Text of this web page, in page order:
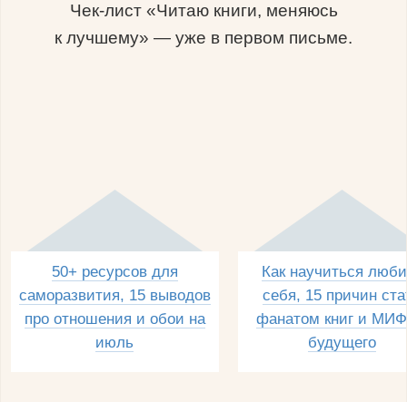
Чек-лист «Читаю книги, меняюсь
к лучшему» — уже в первом письме.
50+ ресурсов для
саморазвития, 15 выводов
про отношения и обои на
июль
Как научиться
себя, 15 причин
фанатом книг и
будущего